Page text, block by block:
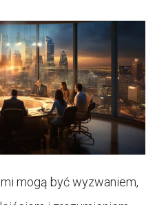
mogą być wyzwaniem,